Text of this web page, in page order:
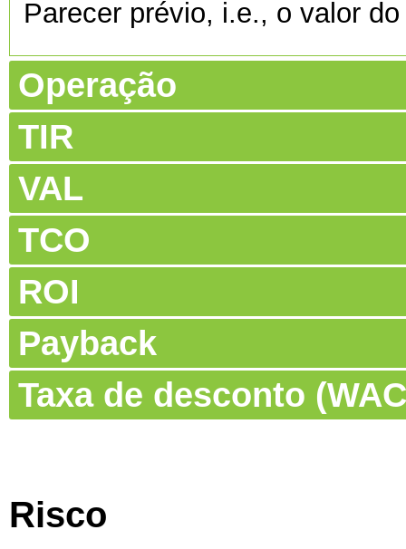
Parecer prévio, i.e., o valor
Operação
TIR
VAL
TCO
ROI
Payback
Taxa de desconto
Risco